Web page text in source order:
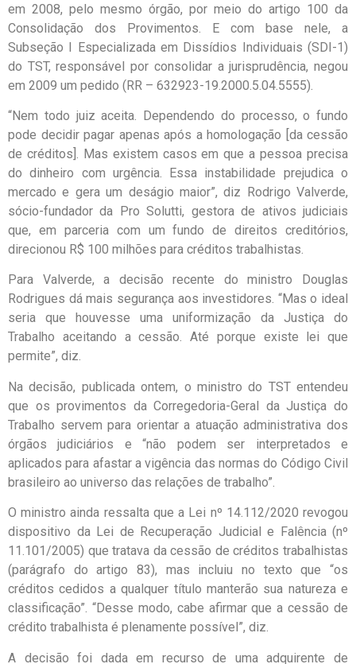
em 2008, pelo mesmo órgão, por meio do artigo 100 da
Consolidação dos Provimentos. E com base nele, a
Subseção I Especializada em Dissídios Individuais (SDI-1)
do TST, responsável por consolidar a jurisprudência, negou
em 2009 um pedido (RR – 632923-19.2000.5.04.5555).
“Nem todo juiz aceita. Dependendo do processo, o fundo
pode decidir pagar apenas após a homologação [da cessão
de créditos]. Mas existem casos em que a pessoa precisa
do dinheiro com urgência. Essa instabilidade prejudica o
mercado e gera um deságio maior”, diz Rodrigo Valverde,
sócio-fundador da Pro Solutti, gestora de ativos judiciais
que, em parceria com um fundo de direitos creditórios,
direcionou R$ 100 milhões para créditos trabalhistas.
Para Valverde, a decisão recente do ministro Douglas
Rodrigues dá mais segurança aos investidores. “Mas o ideal
seria que houvesse uma uniformização da Justiça do
Trabalho aceitando a cessão. Até porque existe lei que
permite”, diz.
Na decisão, publicada ontem, o ministro do TST entendeu
que os provimentos da Corregedoria-Geral da Justiça do
Trabalho servem para orientar a atuação administrativa dos
órgãos judiciários e “não podem ser interpretados e
aplicados para afastar a vigência das normas do Código Civil
brasileiro ao universo das relações de trabalho”.
O ministro ainda ressalta que a Lei nº 14.112/2020 revogou
dispositivo da Lei de Recuperação Judicial e Falência (nº
11.101/2005) que tratava da cessão de créditos trabalhistas
(parágrafo do artigo 83), mas incluiu no texto que “os
créditos cedidos a qualquer título manterão sua natureza e
classificação”. “Desse modo, cabe afirmar que a cessão de
crédito trabalhista é plenamente possível”, diz.
A decisão foi dada em recurso de uma adquirente de